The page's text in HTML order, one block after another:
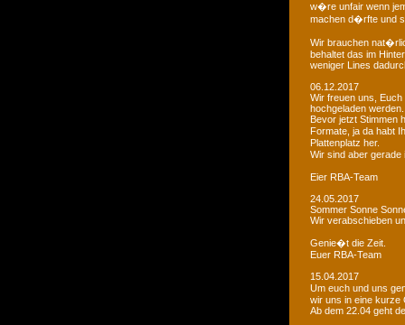
w�re unfair wenn
machen d�rfte und
Wir brauchen
behaltet das im
weniger Lines
06.12.2017
Wir freuen uns,
hochgeladen werden.
Bevor jetzt Stimmen
Formate, ja da habt
Plattenplatz her.
Wir sind aber
Eier RBA-Team
24.05.2017
Sommer Sonne
Wir verabschieben
Genie�t die Zeit.
Euer RBA-Team
15.04.2017
Um euch und uns
wir uns in eine kurze
Ab dem 22.04 geht